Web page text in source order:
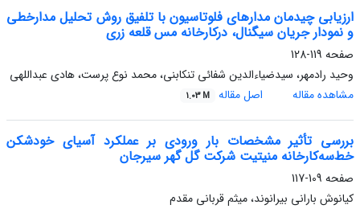
ارزیابی چیدمان مدارهای فلوتاسیون با تلفیق روش تحلیل مدار‌خطی
و نمودار جریان سیگنال، درکارخانه مس قلعه زری
صفحه 119-128
وحید رادمهر، سیدضیاءالدین شفائی تنکابنی، محمد نوع پرست، هادی عبداللهی
مشاهده مقاله
اصل مقاله 1.03 M
بررسی تأثیر مشخصات بار ورودی بر عملکرد آسیای خودشکن
خط‌سه‌کارخانه منیتیت شرکت گل گهر سیرجان
صفحه 109-117
کیانوش بارانی بیرانوند، میثم قربانی مقدم